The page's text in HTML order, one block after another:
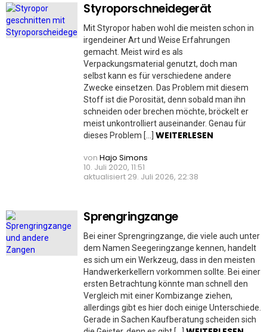
Styroporschneidegerät
Mit Styropor haben wohl die meisten schon in
irgendeiner Art und Weise Erfahrungen
gemacht. Meist wird es als
Verpackungsmaterial genutzt, doch man
selbst kann es für verschiedene andere
Zwecke einsetzen. Das Problem mit diesem
Stoff ist die Porosität, denn sobald man ihn
schneiden oder brechen möchte, bröckelt er
meist unkontrolliert auseinander. Genau für
dieses Problem […] WEITERLESEN
von Hajo Simons
10. Juli 2020, 11:51
aktualisiert 29. Juli 2026, 22:38
Sprengringzange
Bei einer Sprengringzange, die viele auch unter
dem Namen Seegeringzange kennen, handelt
es sich um ein Werkzeug, dass in den meisten
Handwerkerkellern vorkommen sollte. Bei einer
ersten Betrachtung könnte man schnell den
Vergleich mit einer Kombizange ziehen,
allerdings gibt es hier doch einige Unterschiede.
Gerade in Sachen Kaufberatung scheiden sich